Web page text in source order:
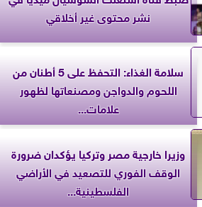
نشر محتوى غير أخلاقي
سلامة الغذاء: التحفظ على 5 أطنان من
اللحوم والدواجن ومصنعاتها لظهور
علامات...
وزيرا خارجية مصر وتركيا يؤكدان ضرورة
الوقف الفوري للتصعيد في الأراضي
الفلسطينية...